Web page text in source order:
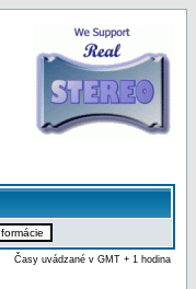
Časy uvádzané v GMT + 1 hodina